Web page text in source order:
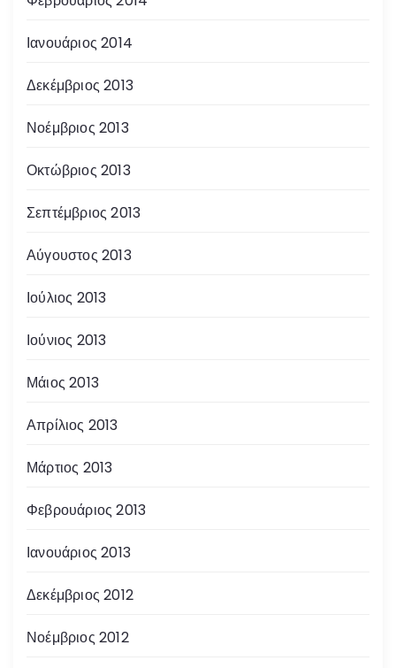
Ιανουάριος 2014
Δεκέμβριος 2013
Νοέμβριος 2013
Οκτώβριος 2013
Σεπτέμβριος 2013
Αύγουστος 2013
Ιούλιος 2013
Ιούνιος 2013
Μάιος 2013
Απρίλιος 2013
Μάρτιος 2013
Φεβρουάριος 2013
Ιανουάριος 2013
Δεκέμβριος 2012
Νοέμβριος 2012